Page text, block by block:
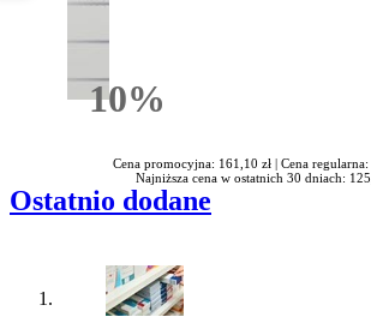
10%Rabatu
Cena promocyjna: 161,10 zł | Cena
Najniższa cena w ostatnich 30 dniach:
Ostatnio dodane